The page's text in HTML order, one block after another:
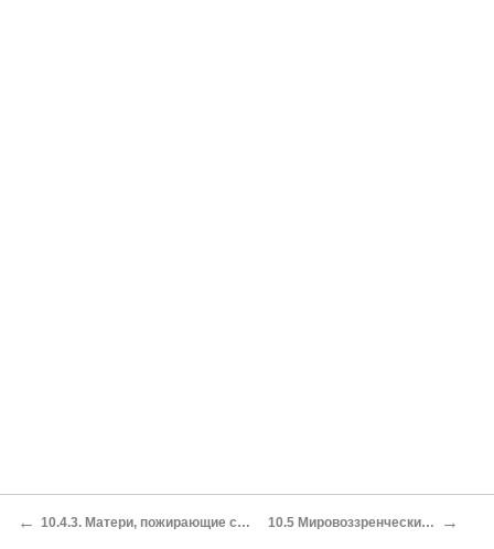
← 10.4.3. Матери, пожирающие своих детей 10.5 Мировоззренческие статьи →